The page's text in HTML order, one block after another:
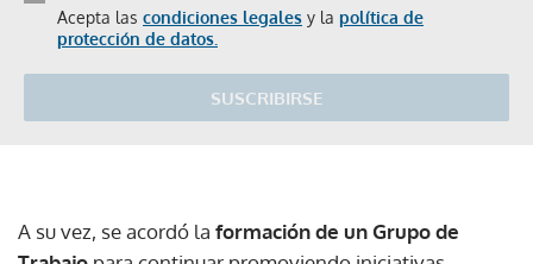
Acepta las condiciones legales y la política de
protección de datos.
SUSCRIBIRSE
A su vez, se acordó la formación de un Grupo de